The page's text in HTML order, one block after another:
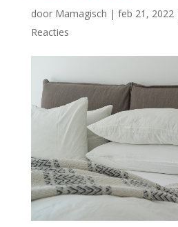
door Mamagisch | feb 21, 2022
Reacties